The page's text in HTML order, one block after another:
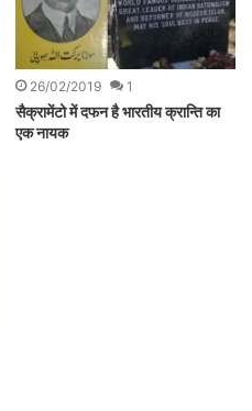
26/02/2019 1
सैक्रामेंटो में दफन है भारतीय क्रान्ति का
एक नायक